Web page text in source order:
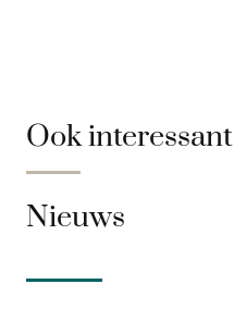
Ook interessant
Nieuws